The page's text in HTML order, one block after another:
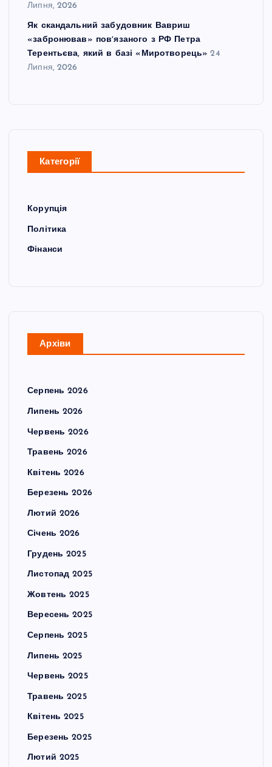
Липня, 2026
Як скандальний забудовник Вавриш
«забронював» повʼязаного з РФ Петра
Терентьєва, який в базі «Миротворець» 24
Липня, 2026
Категорії
Корупція
Політика
Фінанси
Архіви
Серпень 2026
Липень 2026
Червень 2026
Травень 2026
Квітень 2026
Березень 2026
Лютий 2026
Січень 2026
Грудень 2025
Листопад 2025
Жовтень 2025
Вересень 2025
Серпень 2025
Липень 2025
Червень 2025
Травень 2025
Квітень 2025
Березень 2025
Лютий 2025